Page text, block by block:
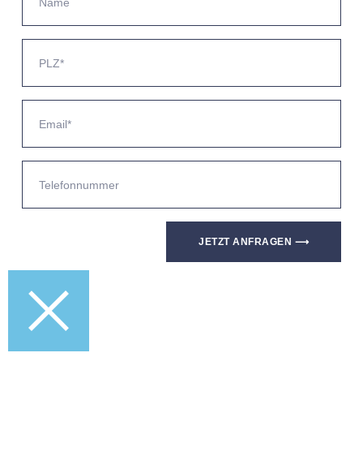
JETZT ANFRAGEN ⟶